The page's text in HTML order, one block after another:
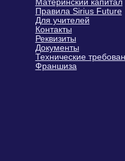
Доступные способы оплаты